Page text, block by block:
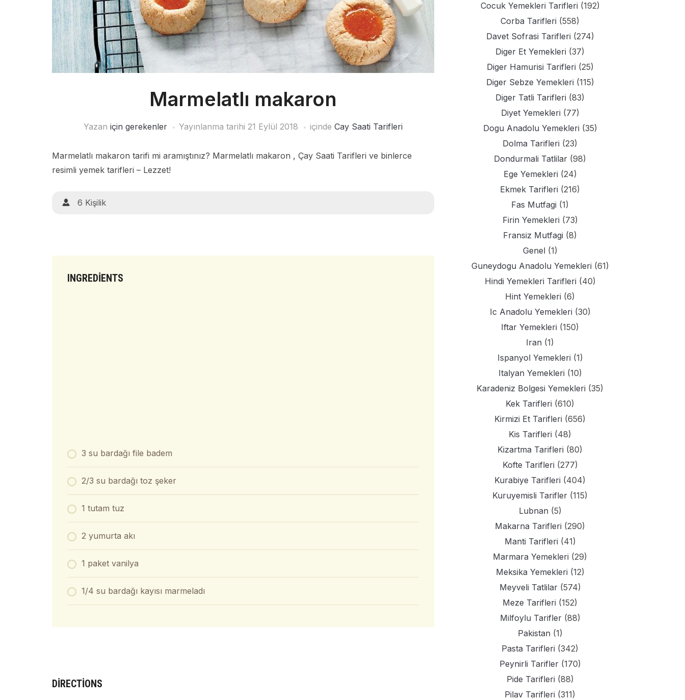
Marmelatlı makaron
Yazan için gerekenler Yayınlanma tarihi 21 Eylül 2018 içinde Cay Saati Tarifleri
Marmelatlı makaron tarifi mi aramıştınız? Marmelatlı makaron , Çay Saati Tarifleri ve binlerce
resimli yemek tarifleri – Lezzet!
6 Kişilik
INGREDIENTS
3 su bardağı file badem
2/3 su bardağı toz şeker
1 tutam tuz
2 yumurta akı
1 paket vanilya
1/4 su bardağı kayısı marmeladı
DIRECTIONS
Cocuk Yemekleri Tarifleri (192)
Corba Tarifleri (558)
Davet Sofrasi Tarifleri (274)
Diger Et Yemekleri (37)
Diger Hamurisi Tarifleri (25)
Diger Sebze Yemekleri (115)
Diger Tatli Tarifleri (83)
Diyet Yemekleri (77)
Dogu Anadolu Yemekleri (35)
Dolma Tarifleri (23)
Dondurmali Tatlilar (98)
Ege Yemekleri (24)
Ekmek Tarifleri (216)
Fas Mutfagi (1)
Firin Yemekleri (73)
Fransiz Mutfagi (8)
Genel(1)
Guneydogu Anadolu Yemekleri (61)
Hindi Yemekleri Tarifleri (40)
Hint Yemekleri (6)
Ic Anadolu Yemekleri (30)
Iftar Yemekleri (150)
Iran (1)
Ispanyol Yemekleri (1)
Italyan Yemekleri (10)
Karadeniz Bolgesi Yemekleri (35)
Kek Tarifleri (610)
Kirmizi Et Tarifleri (656)
Kis Tarifleri (48)
Kizartma Tarifleri (80)
Kofte Tarifleri (277)
Kurabiye Tarifleri (404)
Kuruyemisli Tarifler (115)
Lubnan (5)
Makarna Tarifleri (290)
Manti Tarifleri (41)
Marmara Yemekleri (29)
Meksika Yemekleri (12)
Meyveli Tatlilar(574)
Meze Tarifleri (152)
Milfoylu Tarifler(88)
Pakistan (1)
Pasta Tarifleri (342)
Peynirli Tarifler(170)
Pide Tarifleri (88)
Pilav Tarifleri (311)